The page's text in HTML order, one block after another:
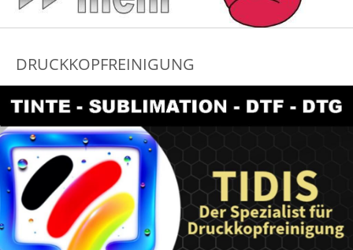
DRUCKKOPFREINIGUNG